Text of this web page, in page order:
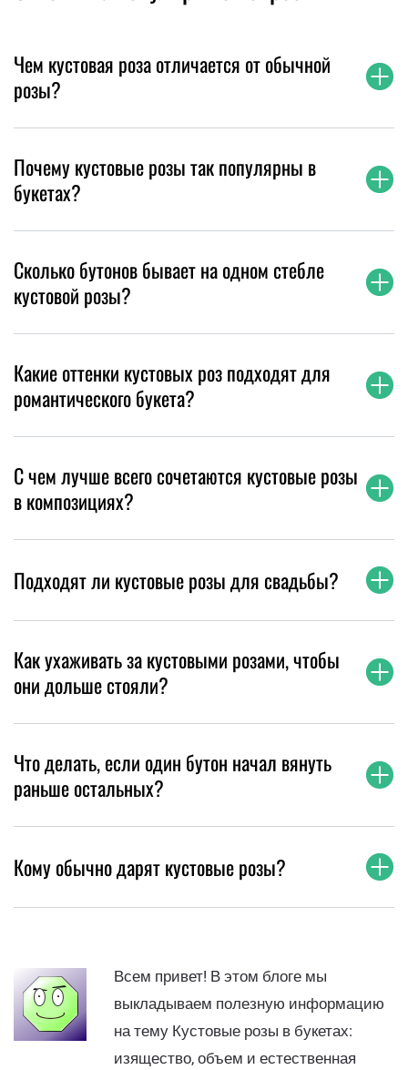
Чем кустовая роза отличается от обычной
розы?
Почему кустовые розы так популярны в
букетах?
Сколько бутонов бывает на одном стебле
кустовой розы?
Какие оттенки кустовых роз подходят для
романтического букета?
С чем лучше всего сочетаются кустовые розы
в композициях?
Подходят ли кустовые розы для свадьбы?
Как ухаживать за кустовыми розами, чтобы
они дольше стояли?
Что делать, если один бутон начал вянуть
раньше остальных?
Кому обычно дарят кустовые розы?
Всем привет! В этом блоге мы
выкладываем полезную информацию
на тему Кустовые розы в букетах:
изящество, объем и естественная